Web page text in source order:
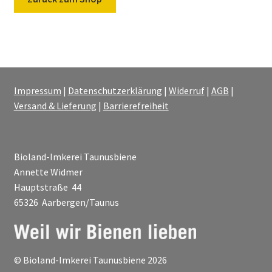
Zahlungs- & Versandinformationen
Impressum | Datenschutzerklärung | Widerruf| AGB |
Versand & Lieferung | Barrierefreiheit
Bioland-Imkerei Taunusbiene
Annette Widmer
Hauptstraße 44
65326 Aarbergen/Taunus
© Bioland-Imkerei Taunusbiene 2026